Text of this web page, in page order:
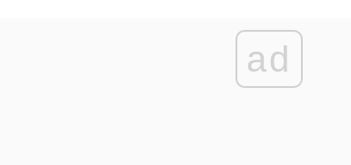
ad